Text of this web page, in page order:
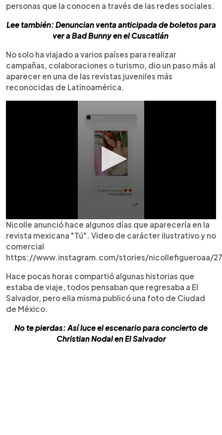
personas que la conocen a través de las redes sociales.
Lee también: Denuncian venta anticipada de boletos para
ver a Bad Bunny en el Cuscatlán
No solo ha viajado a varios países para realizar
campañas, colaboraciones o turismo, dio un paso más al
aparecer en una de las revistas juveniles más
reconocidas de Latinoamérica.
Nicolle anunció hace algunos días que aparecería en la
revista mexicana "Tú". Video de carácter ilustrativo y no
comercial
https://www.instagram.com/stories/nicollefigueroaa/
Hace pocas horas compartió algunas historias que
estaba de viaje, todos pensaban que regresaba a El
Salvador, pero ella misma publicó una foto de Ciudad
de México.
No te pierdas: Así luce el escenario para concierto de
Christian Nodal en El Salvador